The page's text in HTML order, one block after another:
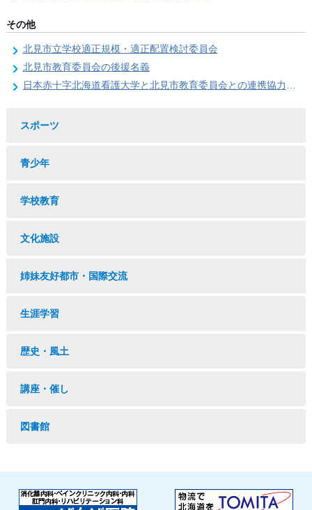
その他
北見市立学校適正規模・適正配置検討委員会
北見市教育委員会の後援名義
日本赤十字北海道看護大学と北見市教育委員会との連携協力に関する協定の締結
スポーツ
青少年
学校教育
文化施設
姉妹友好都市・国際交流
生涯学習
歴史・風土
講座・催し
図書館